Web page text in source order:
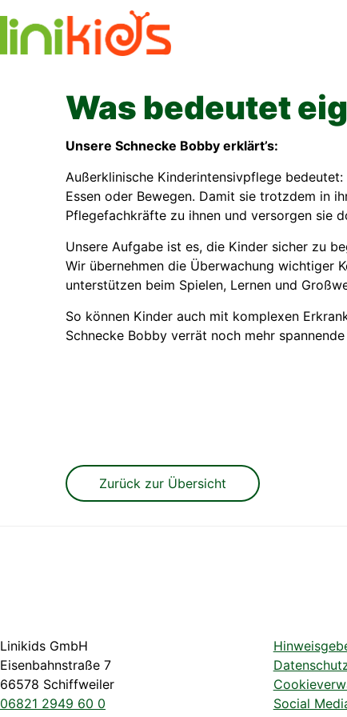
to
Was bedeutet
Unsere Schnecke Bobby erklärt’s:
Außerklinische Kinderintensivpflege
Essen oder Bewegen. Damit sie trotzdem in
Pflegefachkräfte zu ihnen und versorgen sie
Unsere Aufgabe ist es, die Kinder sicher zu
Wir übernehmen die Überwachung wichtiger
unterstützen beim Spielen, Lernen und
So können Kinder auch mit komplexen
Schnecke Bobby verrät noch mehr
Zurück zur Übersicht
Linikids GmbH
Eisenbahnstraße 7
66578 Schiffweiler
06821 2949 60 0
Social